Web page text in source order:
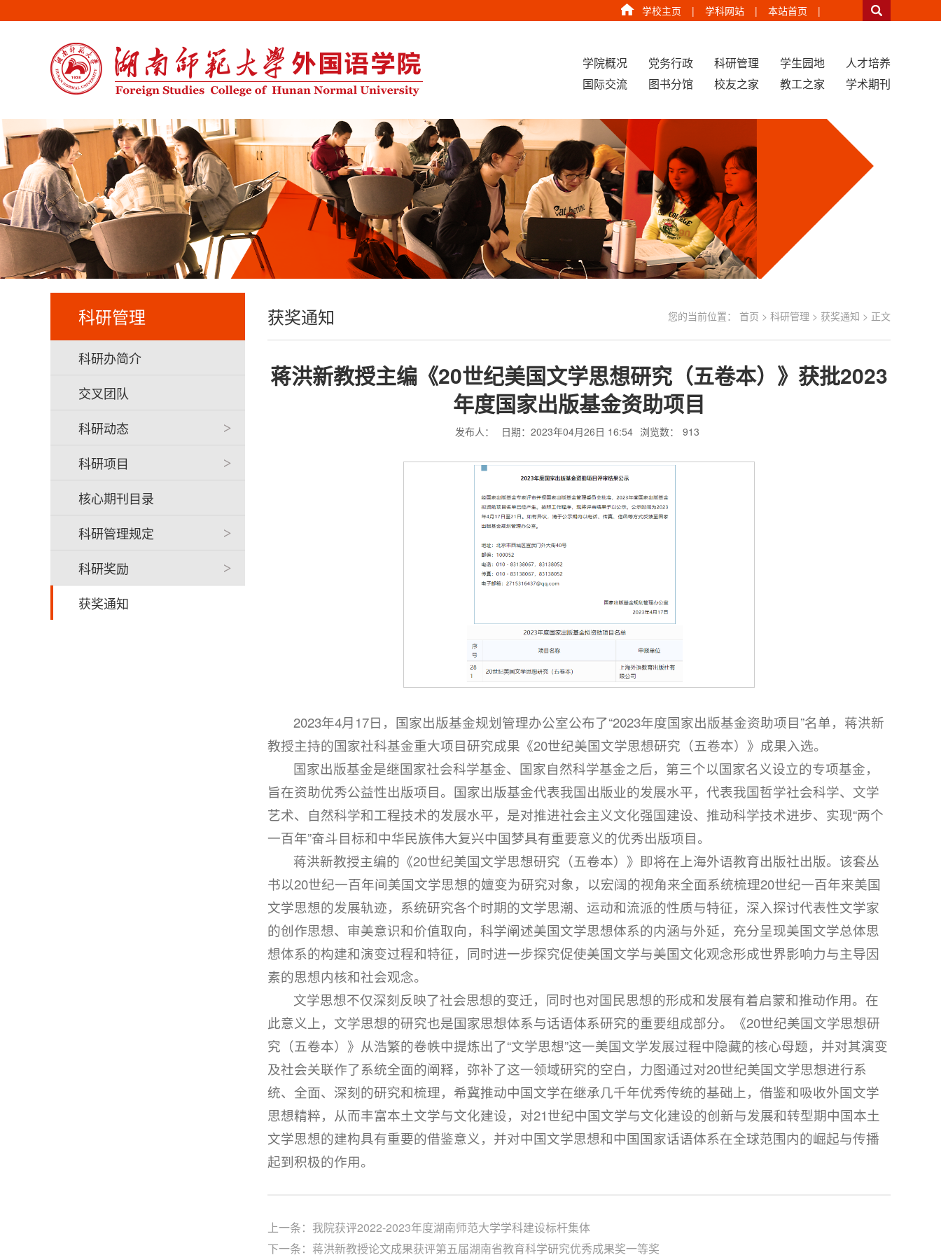
学校主页 | 学科网站 | 本站首页 |
学院概况 党务行政 科研管理 学生园地
人才培养
国际交流
图书分馆 校友之家 教工之家 学术期刊
科研管理
科研办简介
交叉团队
科研动态
>
科研项目 >
核心期刊目录
科研管理规定
>
科研奖励 >
获奖通知
获奖通知 您的当前位置： 首页 > 科研管理 > 获奖通知 > 正文
蒋洪新教授主编《20世纪美国文学思想研究（五卷本）》获批2023
年度国家出版基金资助项目
发布人： 日期：2023年04月26日 16:54 浏览数： 913
2023年4月17日，国家出版基金规划管理办公室公布了“2023年度国家出版基金资助项目”名单，蒋洪新
教授主持的国家社科基金重大项目研究成果《20世纪美国文学思想研究（五卷本）》成果入选。
国家出版基金是继国家社会科学基金、国家自然科学基金之后，第三个以国家名义设立的专项基金，
旨在资助优秀公益性出版项目。国家出版基金代表我国出版业的发展水平，代表我国哲学社会科学、文学
艺术、自然科学和工程技术的发展水平，是对推进社会主义文化强国建设、推动科学技术进步、实现“两个
一百年”奋斗目标和中华民族伟大复兴中国梦具有重要意义的优秀出版项目。
蒋洪新教授主编的《20世纪美国文学思想研究（五卷本）》即将在上海外语教育出版社出版。该套丛
书以20世纪一百年间美国文学思想的嬗变为研究对象，以宏阔的视角来全面系统梳理20世纪一百年来美国
文学思想的发展轨迹，系统研究各个时期的文学思潮、运动和流派的性质与特征，深入探讨代表性文学家
的创作思想、审美意识和价值取向，科学阐述美国文学思想体系的内涵与外延，充分呈现美国文学总体思
想体系的构建和演变过程和特征，同时进一步探究促使美国文学与美国文化观念形成世界影响力与主导因
素的思想内核和社会观念。
文学思想不仅深刻反映了社会思想的变迁，同时也对国民思想的形成和发展有着启蒙和推动作用。在
此意义上，文学思想的研究也是国家思想体系与话语体系研究的重要组成部分。《20世纪美国文学思想研
究（五卷本）》从浩繁的卷帙中提炼出了“文学思想”这一美国文学发展过程中隐藏的核心母题，并对其演变
及社会关联作了系统全面的阐释，弥补了这一领域研究的空白，力图通过对20世纪美国文学思想进行系
统、全面、深刻的研究和梳理，希冀推动中国文学在继承几千年优秀传统的基础上，借鉴和吸收外国文学
思想精粹，从而丰富本土文学与文化建设，对21世纪中国文学与文化建设的创新与发展和转型期中国本土
文学思想的建构具有重要的借鉴意义，并对中国文学思想和中国国家话语体系在全球范围内的崛起与传播
起到积极的作用。
上一条： 我院获评2022-2023年度湖南师范大学学科建设标杆集体
下一条： 蒋洪新教授论文成果获评第五届湖南省教育科学研究优秀成果奖一等奖